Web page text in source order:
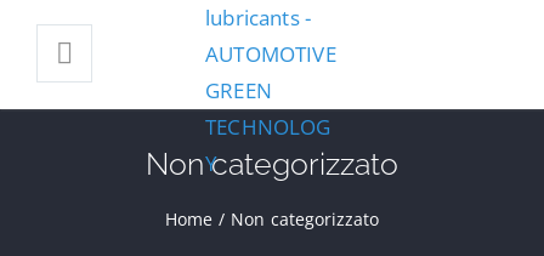
Non categorizzato
Home / Non categorizzato